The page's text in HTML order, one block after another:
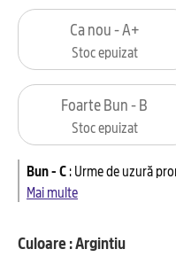
Ca nou - A+
Stoc epuizat
Foarte Bun - B
Stoc epuizat
Bun - C:Urme de uzură
Mai multe
Culoare : Argintiu